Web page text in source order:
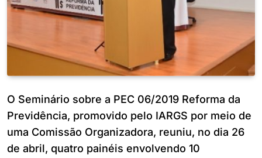
O Seminário sobre a PEC 06/2019 Reforma da
Previdência, promovido pelo IARGS por meio de
uma Comissão Organizadora, reuniu, no dia 26
de abril, quatro painéis envolvendo 10